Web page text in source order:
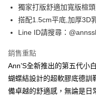
相關說明
【大哥付你分期使用說明】
1.本服務由台灣大哥大提供，
2.付款方式選擇「大哥付你分
成交易。
3.實際核准額度、可分期數及
4.訂單成立30分鐘內，如未前
消。如遇「轉專審核」未通過
法說明評估內容。
【關於「AFTEE先享後付」】
便利好安心！
１．簡單：不需註冊會員、不
２．便利：只要手機號碼，簡
３．安心：先確認商品／服務
ATM付款
運送方式
獨家打版舒適加寬版楦
搭配1.5cm平底,加厚3D
Line ID請搜尋：
銷售重點
Ann’S全新推出的第五代小
蝴蝶結設計的超軟膠底德訓
備卓越的舒適感，無論是日